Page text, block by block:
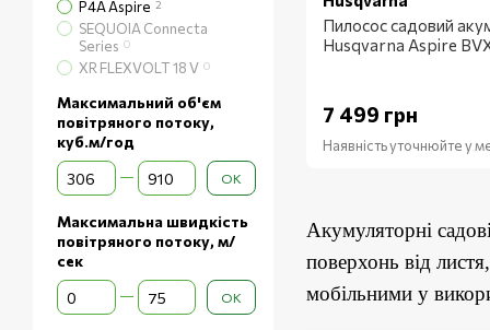
Акумуляторні
поверхонь від
мобільними у
Пилосос садовий
Husqvarna Aspire
7 499 грн
Наявність уточнюйте у
P4A Aspire 2
SEQUOIA Connecta
Series 0
XR FLEXVOLT 18 V 0
Максимальний об'єм
повітряного потоку,
куб.м/год
Від Максимальний об'єм повітряного потоку, куб.м/год
До Максимальний об'єм повітряного потоку, куб.м/год
ОК
Максимальна швидкість
повітряного потоку, м/
сек
Від Максимальна швидкість повітряного потоку, м/сек
До Максимальна швидкість повітряного потоку, м/сек
ОК